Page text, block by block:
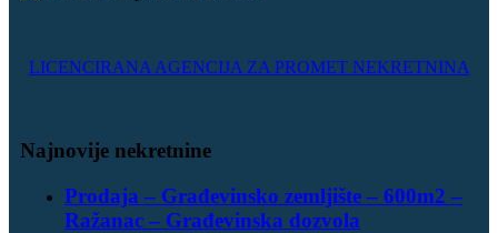
LICENCIRANA AGENCIJA ZA PROMET NEKRETNINA
Najnovije nekretnine
Prodaja – Građevinsko zemljište – 600m2 –
Ražanac – Građevinska dozvola